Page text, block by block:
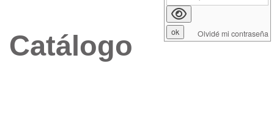
Catálogo Olvidé mi contraseña